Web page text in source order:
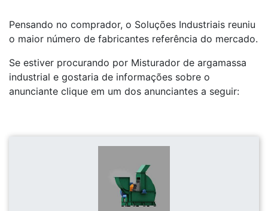
Pensando no comprador, o Soluções Industriais reuniu
o maior número de fabricantes referência do mercado.
Se estiver procurando por Misturador de argamassa
industrial e gostaria de informações sobre o
anunciante clique em um dos anunciantes a seguir: